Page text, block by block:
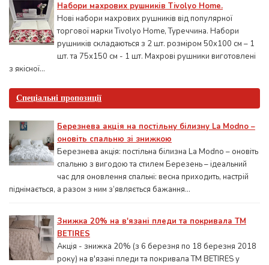
Набори махрових рушників Tivolyo Home.
Нові набори махрових рушників від популярної
торгової марки Tivolyo Home, Туреччина. Набори
рушників складаються з 2 шт. розміром 50x100 см – 1
шт. та 75х150 см - 1 шт. Махрові рушники виготовлені
з якісної...
Спеціальні пропозиції
Березнева акція на постільну білизну La Modno –
оновіть спальню зі знижкою
Березнева акція: постільна білизна La Modno – оновіть
спальню з вигодою та стилем Березень – ідеальний
час для оновлення спальні: весна приходить, настрій
піднімається, а разом з ним з’являється бажання...
Знижка 20% на в'язані пледи та покривала ТМ
BETIRES
Акція - знижка 20% (з 6 березня по 18 березня 2018
року) на в'язані пледи та покривала ТМ BETIRES у